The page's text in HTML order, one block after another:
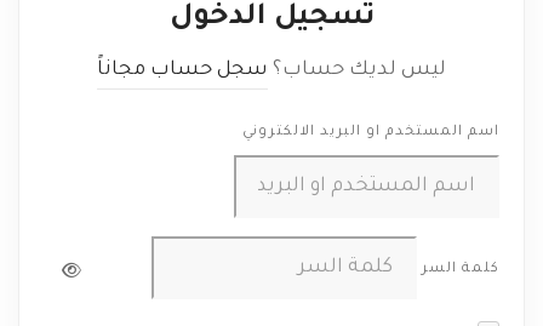
تسجيل الدخول
ليس لديك حساب؟ سجل حساب مجاناً
اسم المستخدم او البريد الالكتروني
كلمة السر